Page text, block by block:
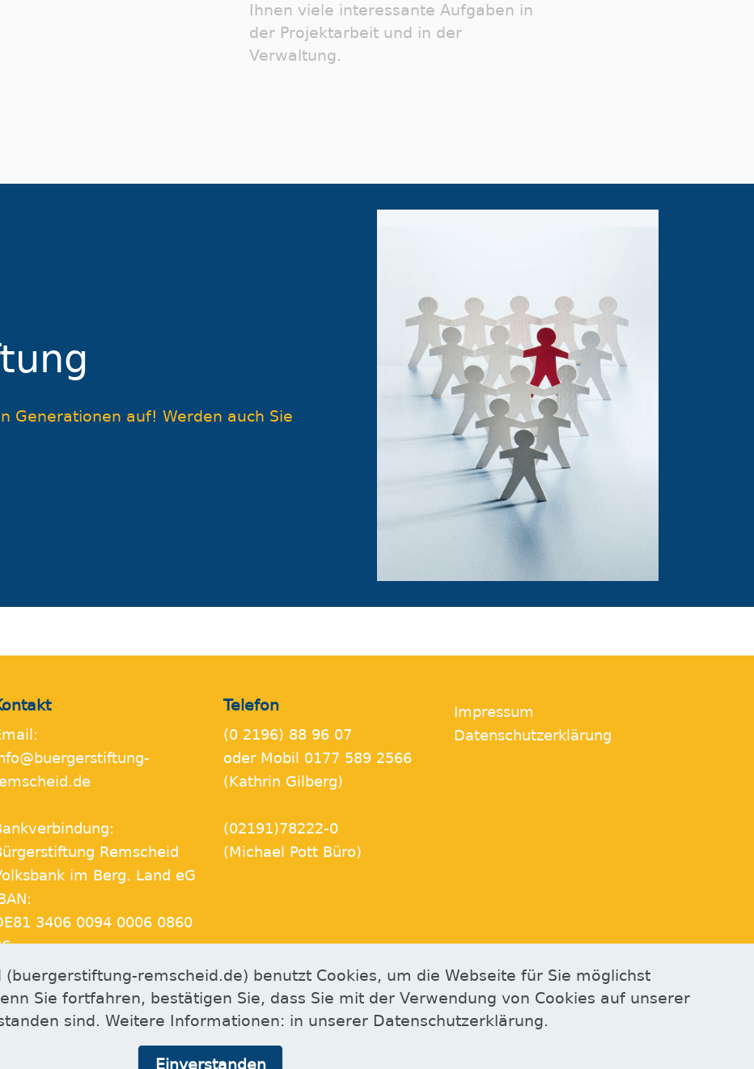
Ihnen viele interessante Aufgaben in
der Projektarbeit und in der
Verwaltung.
Generationen auf! Werden auch Sie
Remscheid
im Berg. Land eG
IBAN:
3406 0094 0006 0860
Telefon
(0 2196) 88 96 07
oder Mobil 0177 589 2566
(Kathrin Gilberg)
(02191)78222-0
(Michael Pott Büro)
Impressum
Datenschutzerklärung
remscheid.de) benutzt Cookies, um die Webseite für Sie möglichst
Sie fortfahren, bestätigen Sie, dass Sie mit der Verwendung von Cookies auf unserer
sind. Weitere Informationen: in unserer Datenschutzerklärung.
Einverstanden